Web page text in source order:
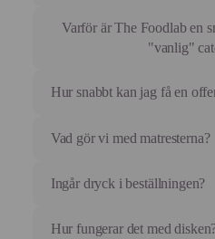
Varför är The Foodlab en
"vanlig"
Hur snabbt kan jag få en
Vad gör vi med matresterna?
Ingår dryck i beställningen?
Hur fungerar det med